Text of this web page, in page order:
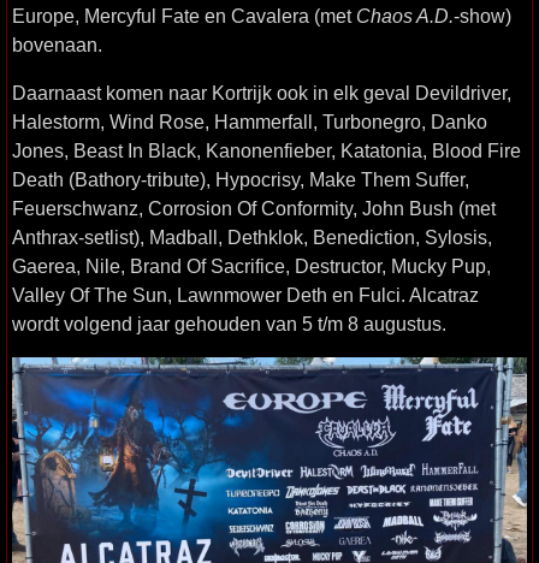
Europe, Mercyful Fate en Cavalera (met Chaos A.D.-show)
bovenaan.
Daarnaast komen naar Kortrijk ook in elk geval Devildriver,
Halestorm, Wind Rose, Hammerfall, Turbonegro, Danko
Jones, Beast In Black, Kanonenfieber, Katatonia, Blood Fire
Death (Bathory-tribute), Hypocrisy, Make Them Suffer,
Feuerschwanz, Corrosion Of Conformity, John Bush (met
Anthrax-setlist), Madball, Dethklok, Benediction, Sylosis,
Gaerea, Nile, Brand Of Sacrifice, Destructor, Mucky Pup,
Valley Of The Sun, Lawnmower Deth en Fulci. Alcatraz
wordt volgend jaar gehouden van 5 t/m 8 augustus.